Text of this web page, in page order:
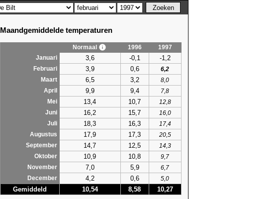
Maandgemiddelde temperaturen
Normaal 1996
1997
Januari
3,6 -0,1 -1,2
Februari 3,9 0,6
6,2
Maart
6,5 3,2
8,0
April
9,9 9,4
7,8
Mei
13,4 10,7
12,8
Juni
16,2 15,7
16,0
Juli
18,3 16,3
17,4
Augustus
17,9 17,3
20,5
September
14,7 12,5
14,3
Oktober
10,9 10,8
9,7
November
7,0 5,9
6,7
December
4,2 0,6 5,0
Gemiddeld 10,54 8,58 10,27